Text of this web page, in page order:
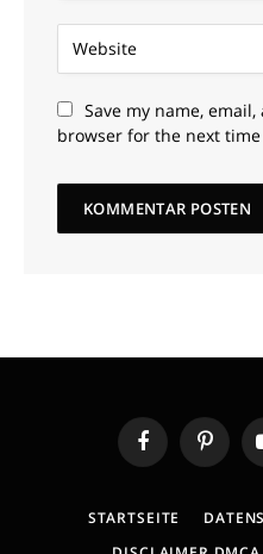
Save my name,
browser for the next
Facebook
STARTSEITE